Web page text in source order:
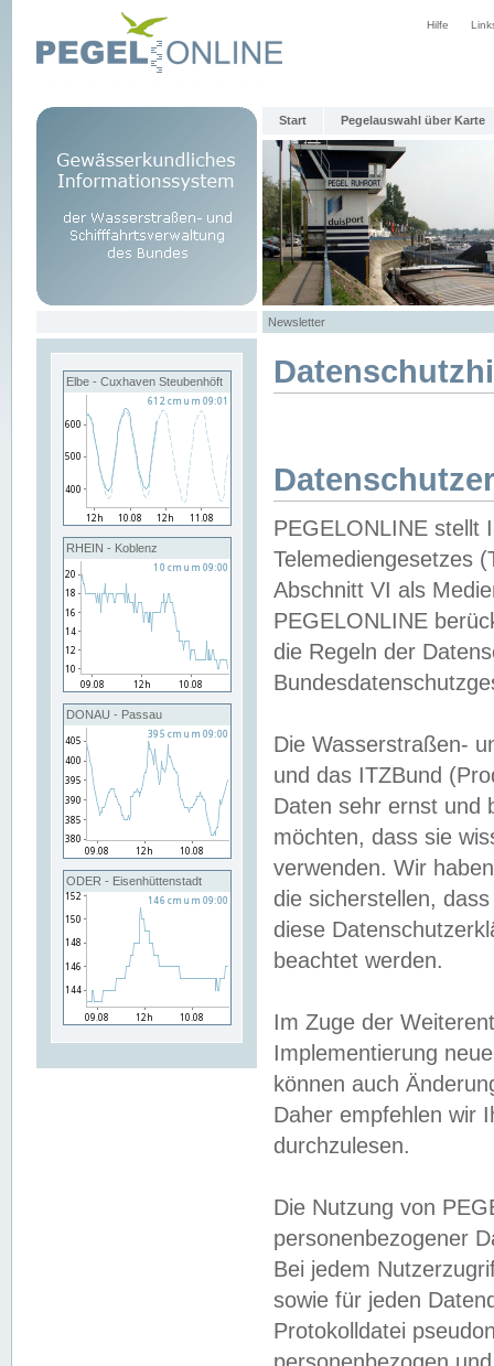
Hilfe
Start Pegelauswahl über Karte
Newsletter
Elbe - Cuxhaven Steubenhöft
RHEIN - Koblenz
DONAU - Passau
ODER - Eisenhüttenstadt
PEGELONLINE stellt
Telemediengesetzes
Abschnitt VI als
PEGELONLINE
die Regeln der
Die Wasserstraßen-
und das ITZBund
Daten sehr ernst und
möchten, dass sie
verwenden. Wir
die sicherstellen,
diese
beachtet werden.
Im Zuge der
Implementierung
können auch
Daher empfehlen wir
durchzulesen.
Die Nutzung von
personenbezogener
Bei jedem
sowie für jeden
Protokolldatei